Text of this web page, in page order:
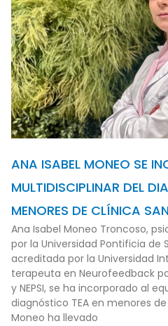
ANA ISABEL MONEO SE
MULTIDISCIPLINAR DEL
MENORES DE CLÍNICA
Ana Isabel Moneo Troncoso,
por la Universidad Pontificia de
acreditada por la Universidad
terapeuta en Neurofeedback por
y NEPSI, se ha incorporado al
diagnóstico TEA en menores
Moneo ha llevado